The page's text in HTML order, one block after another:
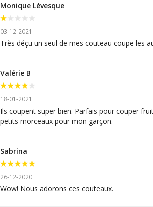
Monique Lévesque
03-12-2021
Très déçu un seul de mes couteau coupe les
Valérie B
18-01-2021
Ils coupent super bien. Parfais pour couper
petits morceaux pour mon garçon.
Sabrina
26-12-2020
Wow! Nous adorons ces couteaux.